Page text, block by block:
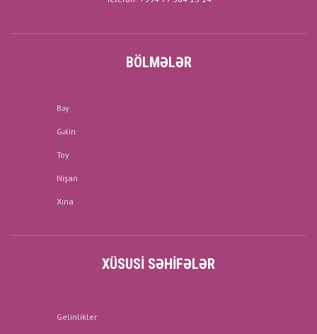
BÖLMƏLƏR
Bəy
Gəlin
Toy
Nişan
Xına
XÜSUSI SƏHIFƏLƏR
Gelinlikler